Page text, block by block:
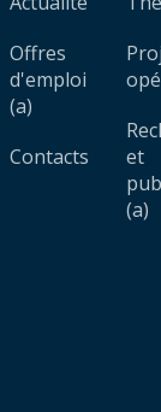
Offres
d'emploi
(a)
Contacts
et
(a)